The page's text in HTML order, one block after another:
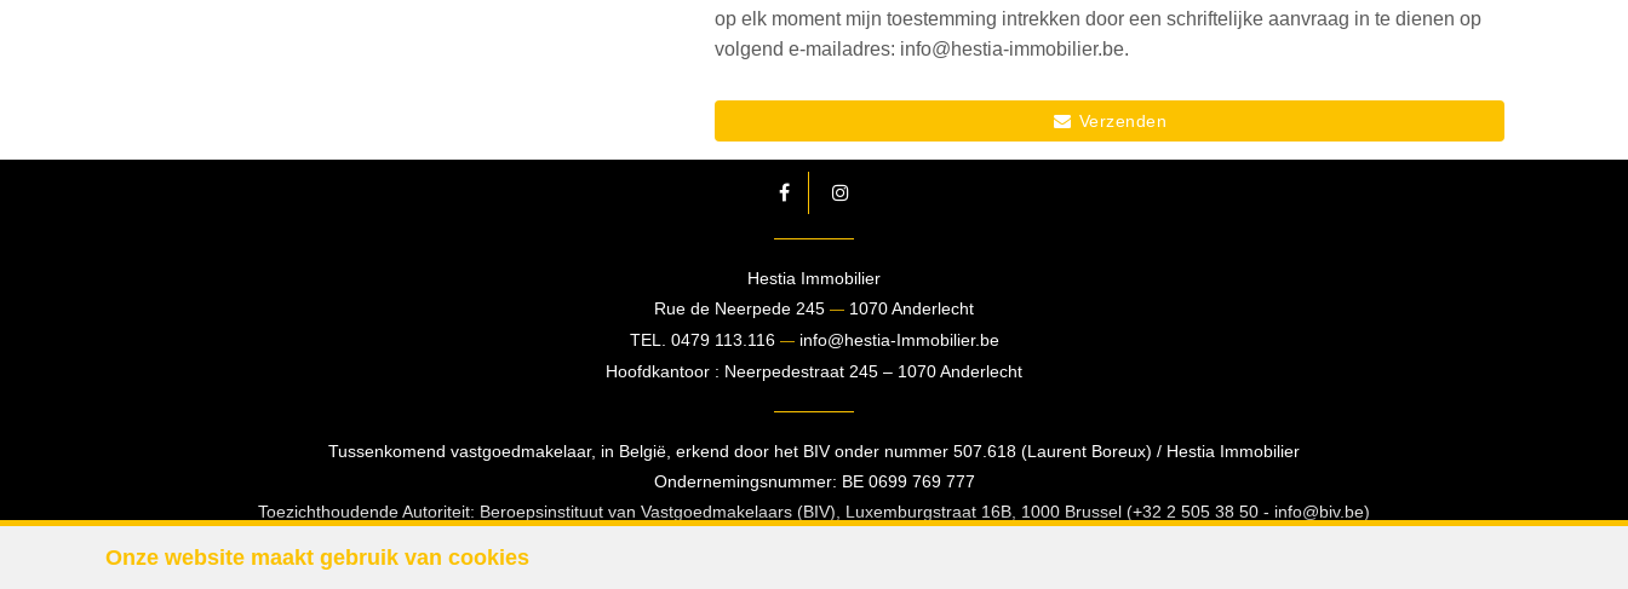
op elk moment mijn toestemming intrekken door een schriftelijke aanvraag in te dienen op
volgend e-mailadres: info@hestia-immobilier.be.
Verzenden
Onze website maakt gebruik van cookies
Hestia Immobilier
Rue de Neerpede 245 — 1070 Anderlecht
TEL. 0479 113.116 — info@hestia-Immobilier.be
Hoofdkantoor : Neerpedestraat 245 – 1070 Anderlecht
Tussenkomend vastgoedmakelaar, in België, erkend door het BIV onder nummer 507.618 (Laurent Boreux) / Hestia Immobilier
Ondernemingsnummer: BE 0699 769 777
Toezichthoudende Autoriteit: Beroepsinstituut van Vastgoedmakelaars (BIV), Luxemburgstraat 16B, 1000 Brussel (+32 2 505 38 50 - info@biv.be)